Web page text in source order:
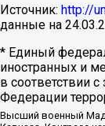
Источник: http://
данные на
* Единый
иностранных и
в соответствии
Федерации
Высший военный